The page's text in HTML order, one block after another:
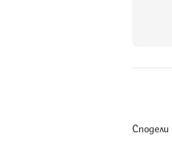
Сподели